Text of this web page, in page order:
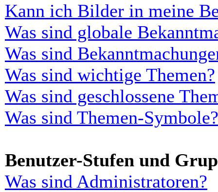
Kann ich Bilder in meine
Was sind globale
Was sind
Was sind wichtige Themen?
Was sind geschlossene
Was sind Themen-Symbole?
Benutzer-Stufen und
Was sind Administratoren?